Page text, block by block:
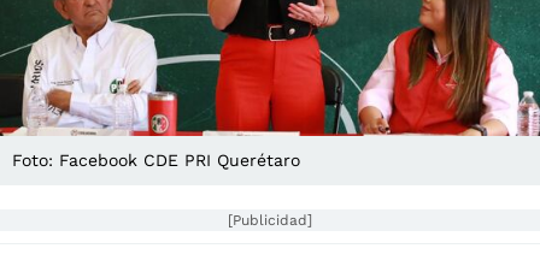
Foto: Facebook CDE PRI Querétaro
[Publicidad]